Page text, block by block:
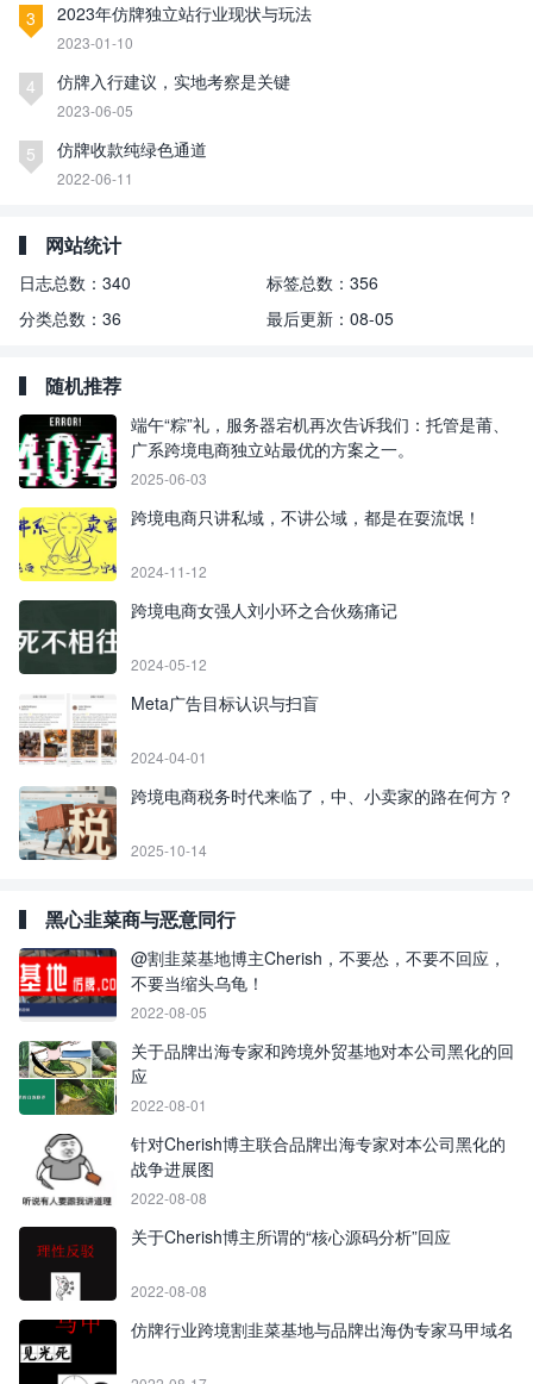
3 2023年仿牌独立站行业现状与玩法
2023-01-10
4 仿牌入行建议，实地考察是关键
2023-06-05
5 仿牌收款纯绿色通道
2022-06-11
网站统计
日志总数： 340 标签总数： 356
分类总数： 36 最后更新： 08-05
随机推荐
端午“粽”礼，服务器宕机再次告诉我们：托管是莆、
广系跨境电商独立站最优的方案之一。
2025-06-03
跨境电商只讲私域，不讲公域，都是在耍流氓！
2024-11-12
跨境电商女强人刘小环之合伙殇痛记
2024-05-12
Meta广告目标认识与扫盲
2024-04-01
跨境电商税务时代来临了，中、小卖家的路在何方？
2025-10-14
黑心韭菜商与恶意同行
@割韭菜基地博主Cherish，不要怂，不要不回应，
不要当缩头乌龟！
2022-08-05
关于品牌出海专家和跨境外贸基地对本公司黑化的回
应
2022-08-01
针对Cherish博主联合品牌出海专家对本公司黑化的
战争进展图
2022-08-08
关于Cherish博主所谓的“核心源码分析”回应
2022-08-08
仿牌行业跨境割韭菜基地与品牌出海伪专家马甲域名